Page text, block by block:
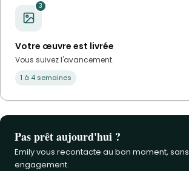
3
Votre œuvre est livrée
Vous suivez l'avancement.
1 à 4 semaines
Pas prêt aujourd'hui ?
Emily vous recontacte au bon moment, sans
engagement.